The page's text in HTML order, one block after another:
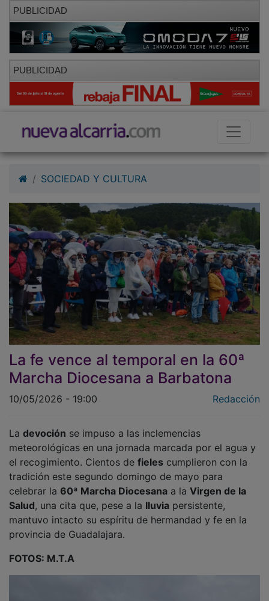
PUBLICIDAD
PUBLICIDAD
La fe vence al temporal en la 60ª
Marcha Diocesana a Barbatona
meteorológicas en una jornada marcada por el agua y
el recogimiento. Cientos defielescumplieron con la
tradición este segundo domingo de mayo para
celebrar la60ª Marcha Diocesanaa laVirgen de la
Salud, una cita que, pese a lalluvia persistente,
mantuvo intacto su espíritu de hermandad y fe en la
provincia de Guadalajara.